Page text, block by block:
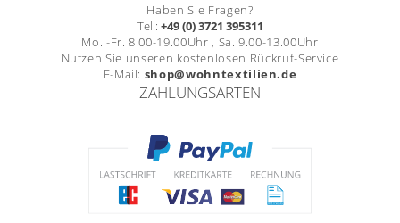
Haben Sie Fragen?
Tel.: +49 (0) 3721 395311
Mo. -Fr. 8.00-19.00Uhr , Sa. 9.00-13.00Uhr
Nutzen Sie unseren kostenlosen Rückruf-Service
E-Mail: shop@wohntextilien.de
ZAHLUNGSARTEN